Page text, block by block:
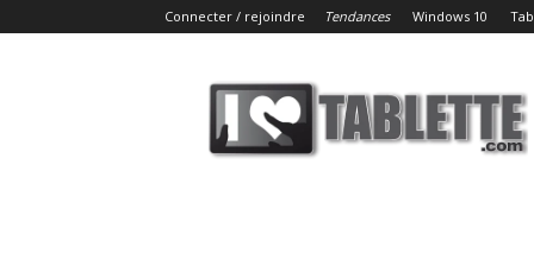
Connecter / rejoindre Tendances Windows 10